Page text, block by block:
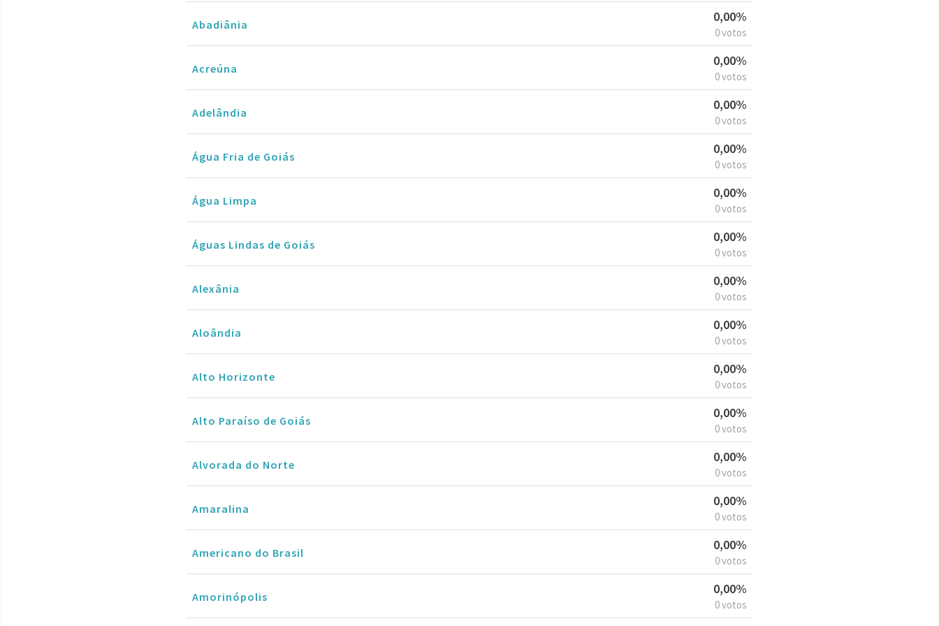
Abadiânia
0,00%
0 votos
Acreúna
0,00%
0 votos
Adelândia
0,00%
0 votos
Água Fria de Goiás
0,00%
0 votos
Água Limpa
0,00%
0 votos
Águas Lindas de Goiás
0,00%
0 votos
Alexânia
0,00%
0 votos
Aloândia
0,00%
0 votos
Alto Horizonte
0,00%
0 votos
Alto Paraíso de Goiás
0,00%
0 votos
Alvorada do Norte
0,00%
0 votos
Amaralina
0,00%
0 votos
Americano do Brasil
0,00%
0 votos
Amorinópolis
0,00%
0 votos